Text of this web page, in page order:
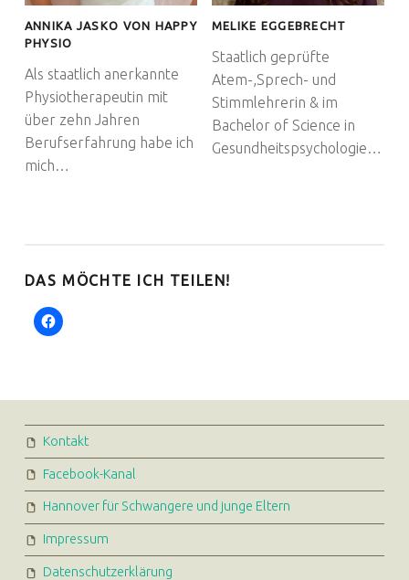
ANNIKA JASKO VON HAPPY
PHYSIO
Als staatlich anerkannte
Physiotherapeutin mit
über zehn Jahren
Berufserfahrung habe ich
mich…
MELIKE EGGEBRECHT
Staatlich geprüfte
Atem-,Sprech- und
Stimmlehrerin & im
Bachelor of Science in
Gesundheitspsychologie…
DAS MÖCHTE ICH TEILEN!
FOOTER SIDEBAR
Kontakt
Facebook-Kanal
Hannover für Schwangere und junge Eltern
Impressum
Datenschutzerklärung